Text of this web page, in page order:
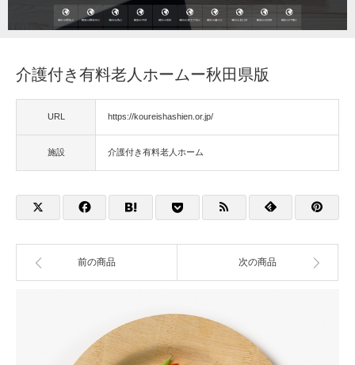
介護付き有料老人ホームー秋田県版
URL https://koureishashien.or.jp/
施設 介護付き有料老人ホーム
前の商品 次の商品
住宅改修